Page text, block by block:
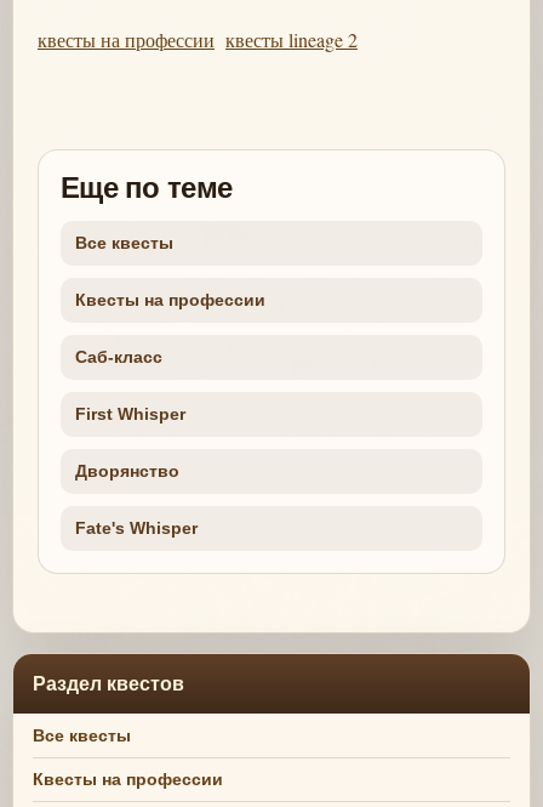
квесты на профессии квесты lineage 2
Еще по теме
Все квесты
Квесты на профессии
Саб-класс
First Whisper
Дворянство
Fate's Whisper
Раздел квестов
Все квесты
Квесты на профессии